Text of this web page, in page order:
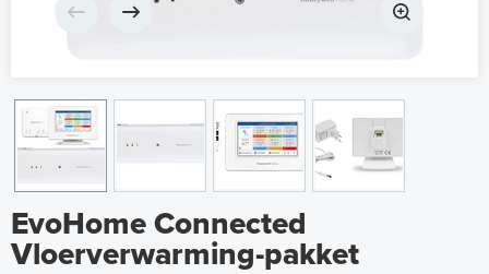
EvoHome Connected
Vloerverwarming-pakket